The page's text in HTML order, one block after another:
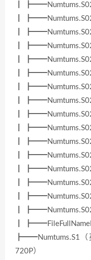
┃
┃
┃
┃
┃
┃
┃
┃
┃
┃
┃
┃
┃
┃
┃
┃
┃
┣━━Numtums.S1（
720P）